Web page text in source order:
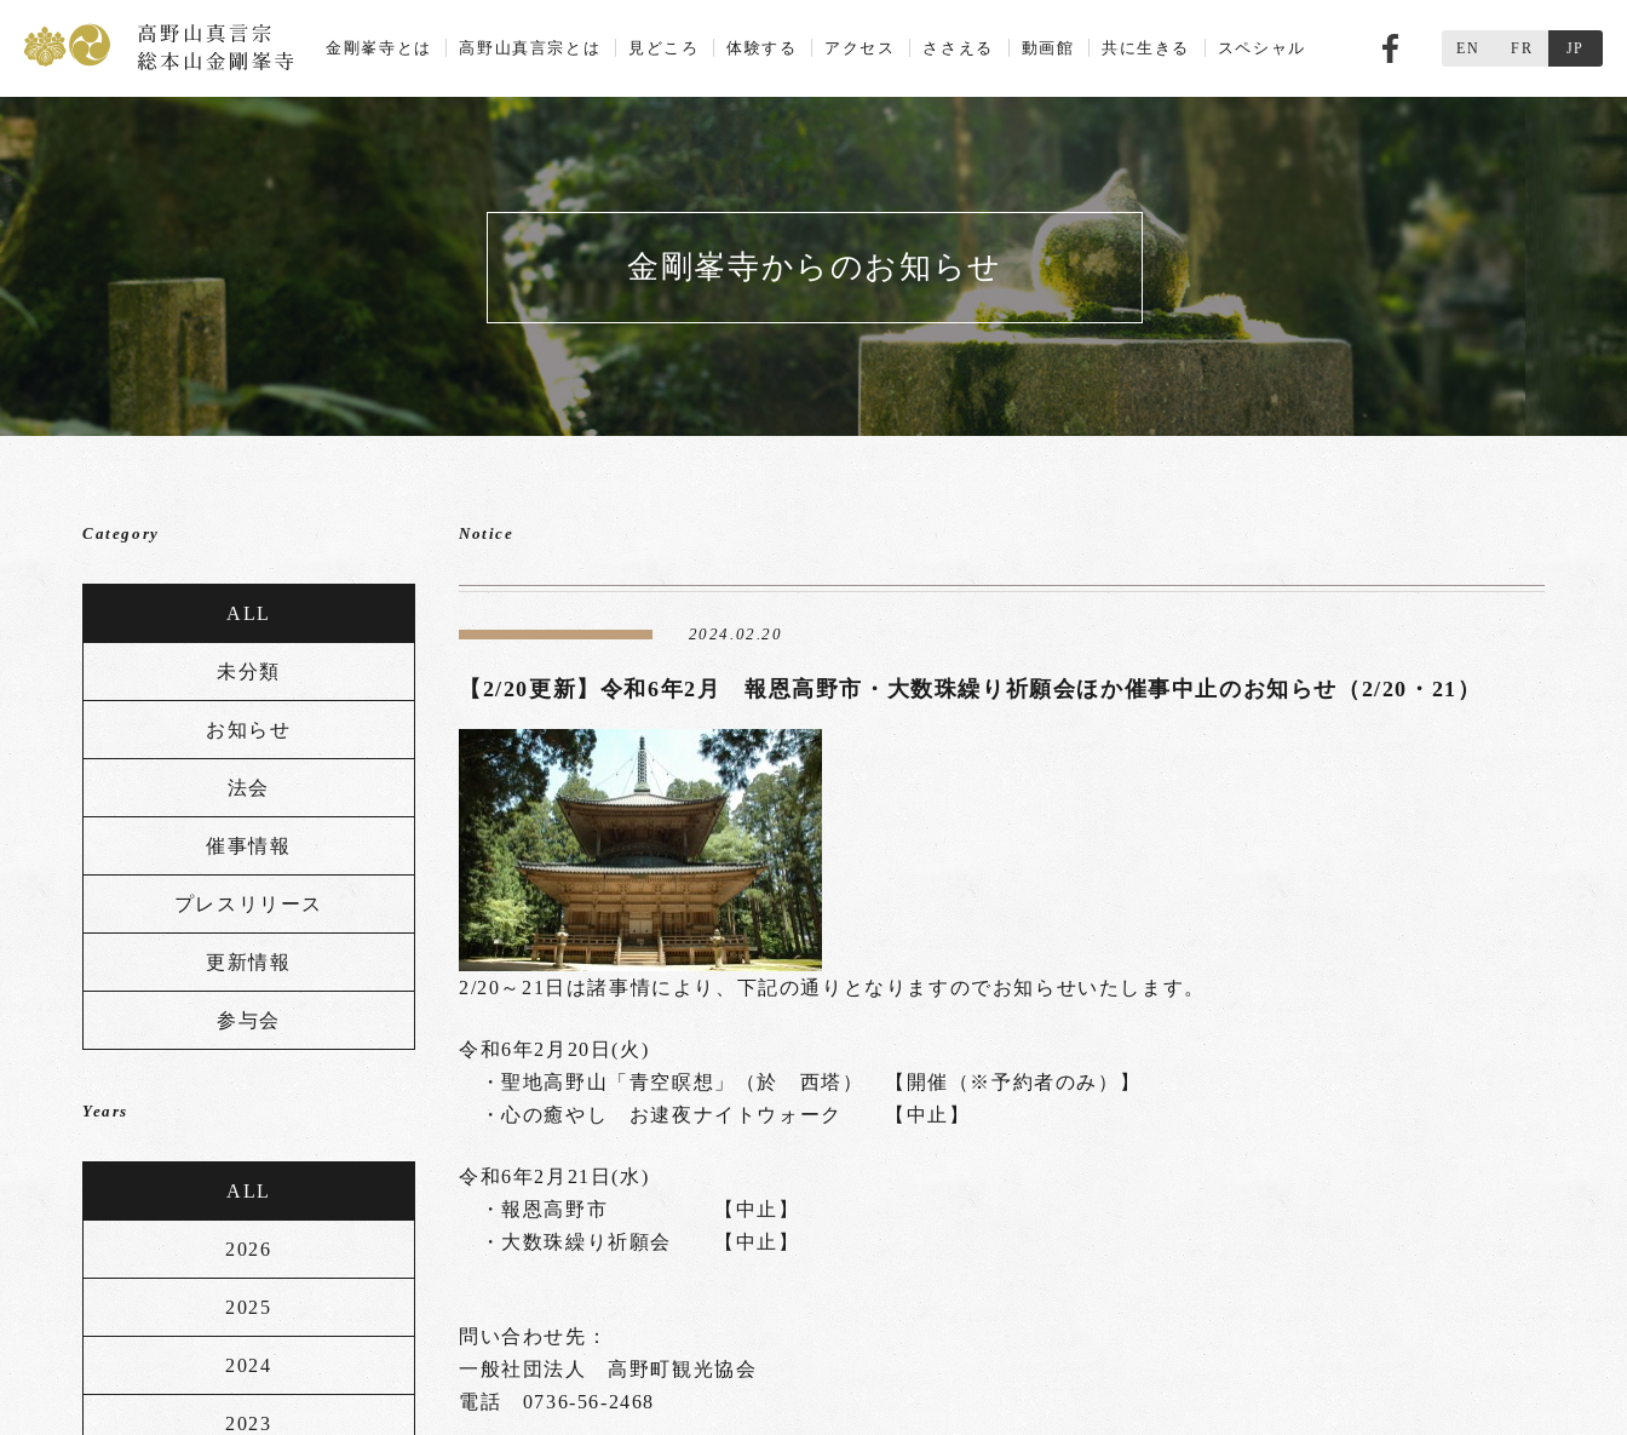
高野山真言宗 総本山金剛峯寺
金剛峯寺とは 高野山真言宗とは 見どころ 体験する アクセス ささえる 動画館 共に生きる スペシャル Facebook
EN FR JP
金剛峯寺からのお知らせ
Category
ALL
未分類
お知らせ
法会
催事情報
プレスリリース
更新情報
参与会
Years
ALL
2026
2025
2024
2023
Notice
2024.02.20
【2/20更新】令和6年2月 報恩高野市・大数珠繰り祈願会ほか催事中止のお知らせ（2/20・21）
2/20～21日は諸事情により、下記の通りとなりますのでお知らせいたします。
令和6年2月20日(火)
・聖地高野山「青空瞑想」（於 西塔） 【開催（※予約者のみ）】
・心の癒やし お逮夜ナイトウォーク 【中止】
令和6年2月21日(水)
・報恩高野市 【中止】
・大数珠繰り祈願会 【中止】
問い合わせ先：
一般社団法人 高野町観光協会
電話 0736-56-2468